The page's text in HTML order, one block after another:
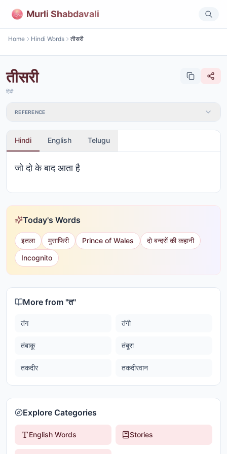
Murli Shabdavali
Home Hindi Words तीसरी
तीसरी
हिंदी
REFERENCE
Hindi English Telugu
जो दो के बाद आता है
Today's Words
इतला मुसाफिरी Prince of Wales
दो बन्दरों की कहानी
Incognito
More from "त"
तंग तंगी
तंबाकू तंबूरा
तकदीर तकदीरवान
Explore Categories
English Words Stories